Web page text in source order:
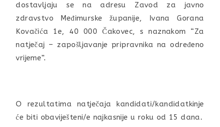
dostavljaju se na adresu Zavod za javno
zdravstvo Međimurske županije, Ivana Gorana
Kovačića 1e, 40 000 Čakovec, s naznakom “Za
natječaj – zapošljavanje pripravnika na određeno
vrijeme”.
O rezultatima natječaja kandidati/kandidatkinje
će biti obaviješteni/e najkasnije u roku od 15 dana.